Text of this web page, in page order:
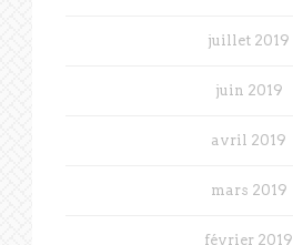
juillet 2019
juin 2019
avril 2019
mars 2019
février 2019